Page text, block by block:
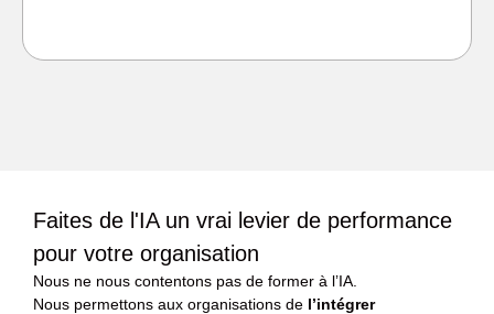
Faites de l'IA un vrai levier de performance
pour votre organisation
Nous ne nous contentons pas de former à l’IA.
Nous permettons aux organisations de l’intégrer